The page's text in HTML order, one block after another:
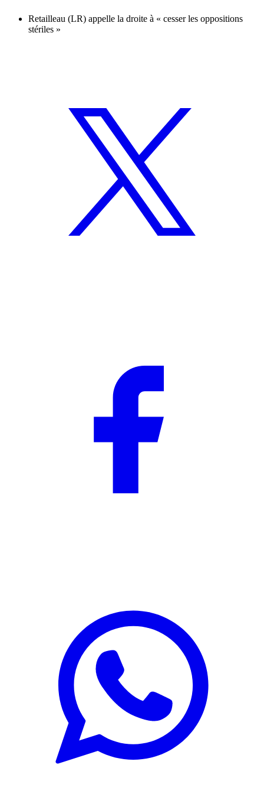
Retailleau (LR) appelle la droite à « cesser les oppositions
stériles »